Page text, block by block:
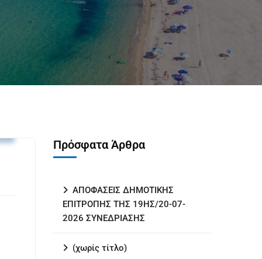
Πρόσφατα Άρθρα
ΑΠΟΦΑΣΕΙΣ ΔΗΜΟΤΙΚΗΣ
ΕΠΙΤΡΟΠΗΣ ΤΗΣ 19ΗΣ/20-07-
2026 ΣΥΝΕΔΡΙΑΣΗΣ
(χωρίς τίτλο)